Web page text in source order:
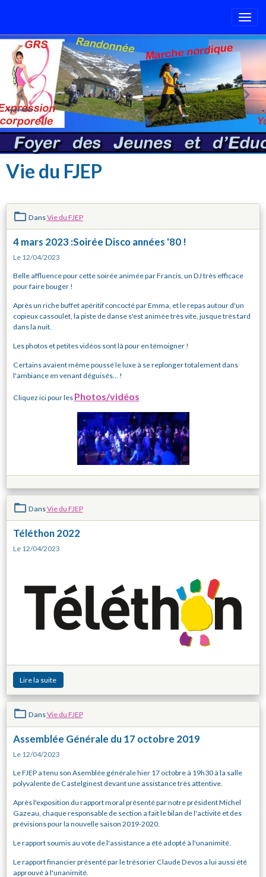
Vie du FJEP
DansVie du FJEP
4 mars 2023 :Soirée Disco années '80 !
Le 12/04/2023
Belle affluence pour cette soirée animée par Francis, un DJ très efficace
pour faire bouger !
Après un riche buffet apéritif concocté par Emma, et le repas autour d'un
copieux cassoulet, la piste de danse s'est animée très vite, jusque très tard
dans la nuit.
Les photos et petites vidéos sont là pour en témoigner !
Certains avaient même poussé le luxe à se replonger totalement dans
l'ambiance en venant déguisés... !
Cliquez ici pour les Photos/vidéos
DansVie du FJEP
Téléthon 2022
Le 12/04/2023
Lire la suite
DansVie du FJEP
Assemblée Générale du 17 octobre 2019
Le 12/04/2023
Le FJEP a tenu son Asemblée générale hier 17 octobre à 19h30 à la salle
polyvalente de Castelginest devant une assistance très attentive.
Après l'exposition du rapport moral présenté par notre président Michel
Gazeau, chaque responsable de section a fait le bilan de l'activité et des
prévisions pour la nouvelle saison 2019-2020.
Le rapport soumis au vote de l'assistance a été adopté à l'unanimité.
Le rapport financier présenté par le trésorier Claude Devos a lui aussi été
approuvé à l'unanimité.